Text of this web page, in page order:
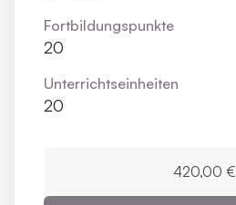
Fortbildungs­punkte
20
Unterrichts­einheiten
20
420,00 €